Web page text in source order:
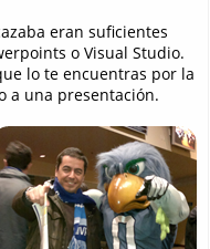
eran suficientes
o Visual Studio.
lo te encuentras por la
a una presentación.